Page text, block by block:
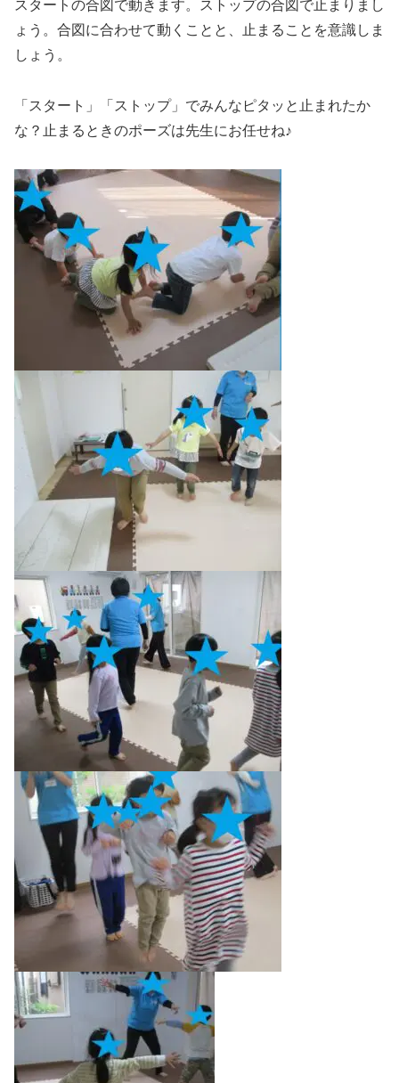
スタートの合図で動きます。ストップの合図で止まりまし
ょう。合図に合わせて動くことと、止まることを意識しま
しょう。
「スタート」「ストップ」でみんなピタッと止まれたか
な？止まるときのポーズは先生にお任せね♪